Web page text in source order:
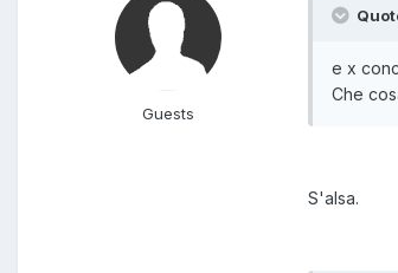
Guests
e x
Che
S'alsa.